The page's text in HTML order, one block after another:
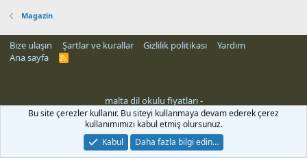
Magazin
Bize ulaşın Şartlar ve kurallar Gizlilik politikası
Yardım
Ana sayfa
R
malta dil okulu fiyatları-
Bu site çerezler kullanır. Bu siteyi kullanmaya devam ederek çerez
kullanımımızı kabul etmiş olursunuz.
Kabul
Daha fazla bilgi edin…